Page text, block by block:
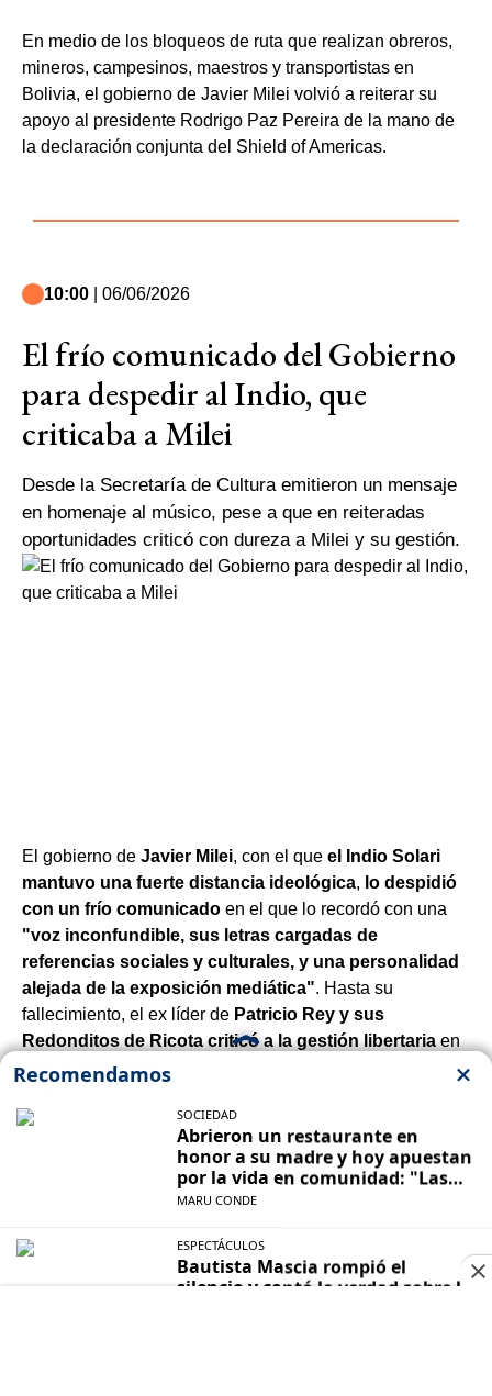
En medio de los bloqueos de ruta que realizan obreros,
mineros, campesinos, maestros y transportistas en
Bolivia, el gobierno de Javier Milei volvió a reiterar su
apoyo al presidente Rodrigo Paz Pereira de la mano de
la declaración conjunta del Shield of Americas.
10:00 | 06/06/2026
El frío comunicado del Gobierno
para despedir al Indio, que
criticaba a Milei
Desde la Secretaría de Cultura emitieron un mensaje
en homenaje al músico, pese a que en reiteradas
oportunidades criticó con dureza a Milei y su gestión.
El gobierno de Javier Milei, con el que el Indio Solari
mantuvo una fuerte distancia ideológica, lo despidió
con un frío comunicado en el que lo recordó con una
"voz inconfundible, sus letras cargadas de
referencias sociales y culturales, y una personalidad
alejada de la exposición mediática". Hasta su
fallecimiento, el ex líder de Patricio Rey y sus
Redonditos de Ricota criticó a la gestión libertariaen
casi todas sus apariciones públicas.
| 06/06/2026